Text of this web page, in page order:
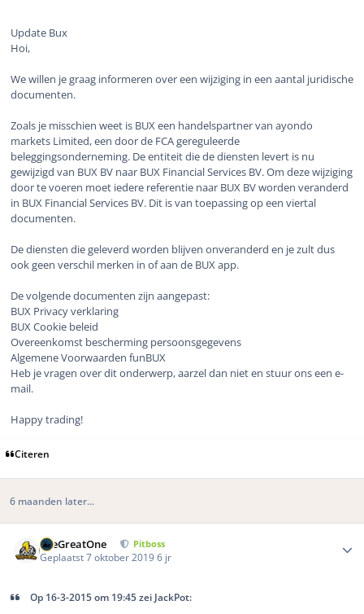
Update Bux
Hoi,
We willen je graag informeren over een wijziging in een aantal juridische
documenten.
Zoals je misschien weet is BUX een handelspartner van ayondo
markets Limited, een door de FCA gereguleerde
beleggingsonderneming. De entiteit die de diensten levert is nu
gewijzigd van BUX BV naar BUX Financial Services BV. Om deze wijziging
door te voeren moet iedere referentie naar BUX BV worden veranderd
in BUX Financial Services BV. Dit is van toepassing op een viertal
documenten.
De diensten die geleverd worden blijven onveranderd en je zult dus
ook geen verschil merken in of aan de BUX app.
De volgende documenten zijn aangepast:
BUX Privacy verklaring
BUX Cookie beleid
Overeenkomst bescherming persoonsgegevens
Algemene Voorwaarden funBUX
Heb je vragen over dit onderwerp, aarzel dan niet en stuur ons een e-
mail.
Happy trading!
Citeren
6 maanden later...
TheGreatOne Pitboss
Geplaatst7 oktober 20196 jr
Op 16-3-2015 om 19:45 zei JackPot: